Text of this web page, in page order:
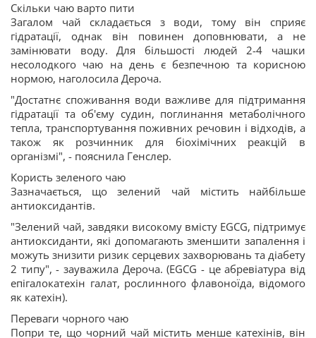
Скільки чаю варто пити
Загалом чай складається з води, тому він сприяє
гідратації, однак він повинен доповнювати, а не
замінювати воду. Для більшості людей 2-4 чашки
несолодкого чаю на день є безпечною та корисною
нормою, наголосила Дероча.
"Достатнє споживання води важливе для підтримання
гідратації та об'єму судин, поглинання метаболічного
тепла, транспортування поживних речовин і відходів, а
також як розчинник для біохімічних реакцій в
організмі", - пояснила Генслер.
Користь зеленого чаю
Зазначається, що зелений чай містить найбільше
антиоксидантів.
"Зелений чай, завдяки високому вмісту EGCG, підтримує
антиоксиданти, які допомагають зменшити запалення і
можуть знизити ризик серцевих захворювань та діабету
2 типу", - зауважила Дероча. (EGCG - це абревіатура від
епігалокатехін галат, рослинного флавоноїда, відомого
як катехін).
Переваги чорного чаю
Попри те, що чорний чай містить менше катехінів, він